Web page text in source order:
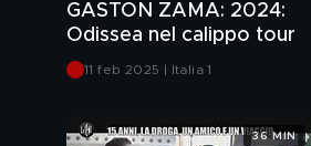
GASTON ZAMA: 2024:
Odissea nel calippo tour
11 feb 2025 | Italia 1
36 MIN